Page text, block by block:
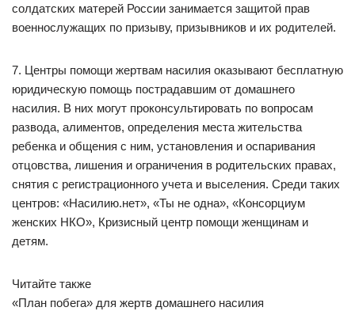
солдатских матерей России занимается защитой прав
военнослужащих по призыву, призывников и их родителей.
7. Центры помощи жертвам насилия оказывают бесплатную
юридическую помощь пострадавшим от домашнего
насилия. В них могут проконсультировать по вопросам
развода, алиментов, определения места жительства
ребенка и общения с ним, установления и оспаривания
отцовства, лишения и ограничения в родительских правах,
снятия с регистрационного учета и выселения. Среди таких
центров: «Насилию.нет», «Ты не одна», «Консорциум
женских НКО», Кризисный центр помощи женщинам и
детям.
Читайте также
«План побега» для жертв домашнего насилия